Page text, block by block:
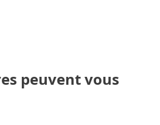
peuvent vous